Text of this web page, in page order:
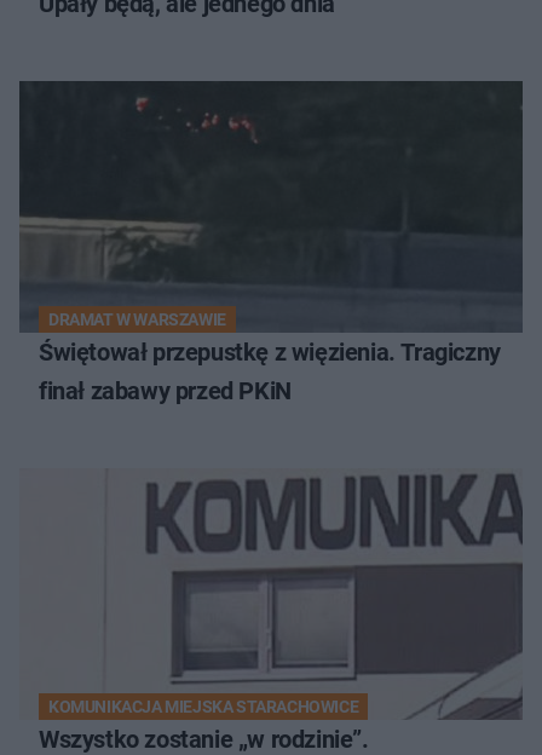
DRAMAT W WARSZAWIE
Świętował przepustkę z więzienia. Tragiczny
finał zabawy przed PKiN
KOMUNIKACJA MIEJSKA STARACHOWICE
Wszystko zostanie „w rodzinie”.